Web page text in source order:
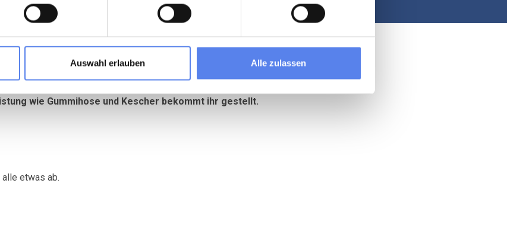
Auswahl erlauben Alle zulassen
wie Gummihose und Kescher bekommt ihr gestellt.
etwas ab.